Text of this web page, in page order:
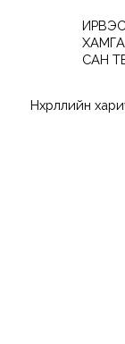
ИРВЭС
САН
Нөхөрлөлийн